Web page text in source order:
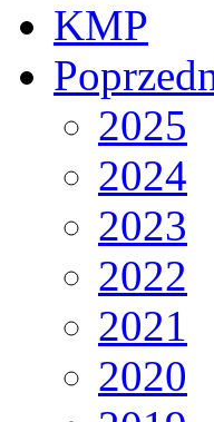
KMP
2025
2024
2023
2022
2021
2020